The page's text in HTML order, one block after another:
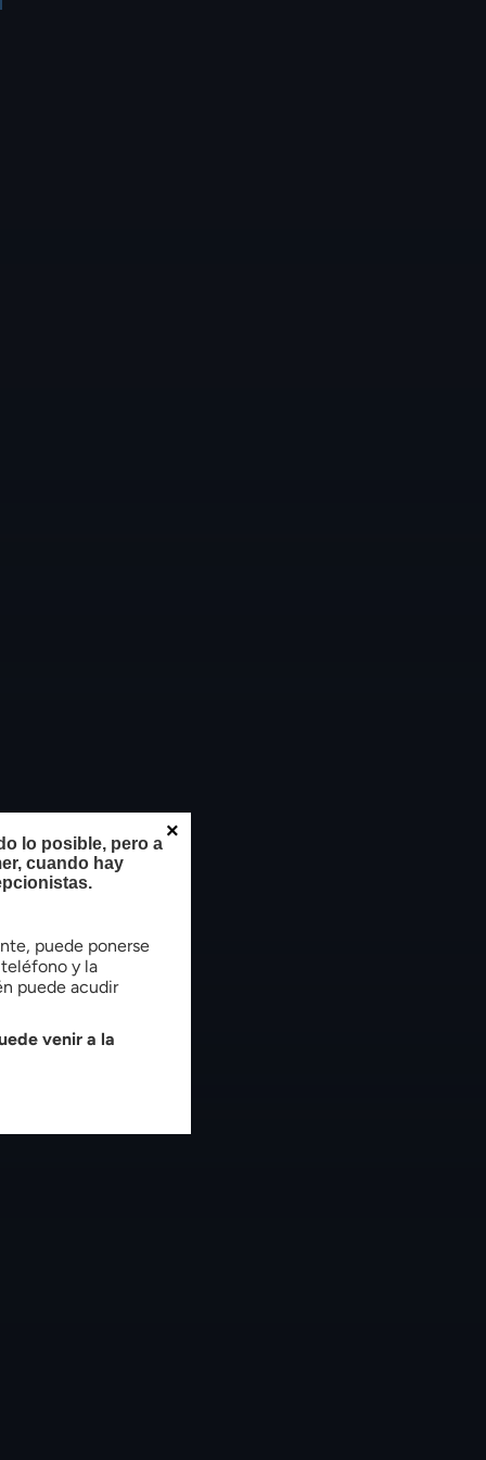
lo posible, pero a
cuando hay
puede ponerse
y la
puede acudir
venir a la
×